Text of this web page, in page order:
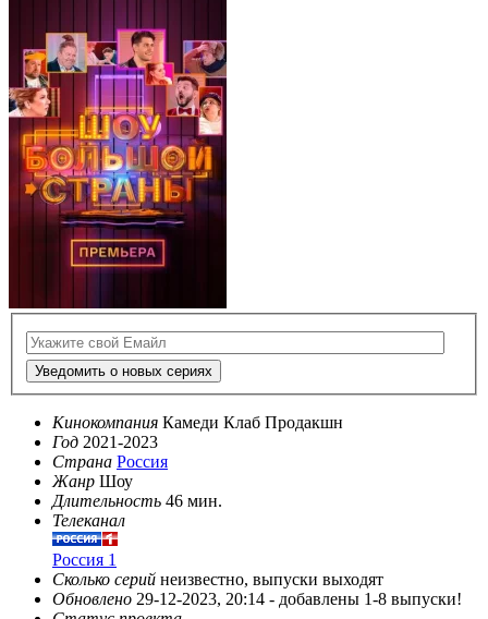
Уведомить о новых сериях
Кинокомпания Камеди Клаб Продакшн
Год 2021-2023
Страна Россия
Жанр Шоу
Длительность 46 мин.
Телеканал
Россия 1
Сколько серий неизвестно, выпуски выходят
Обновлено 29-12-2023, 20:14 - добавлены 1-8 выпуски!